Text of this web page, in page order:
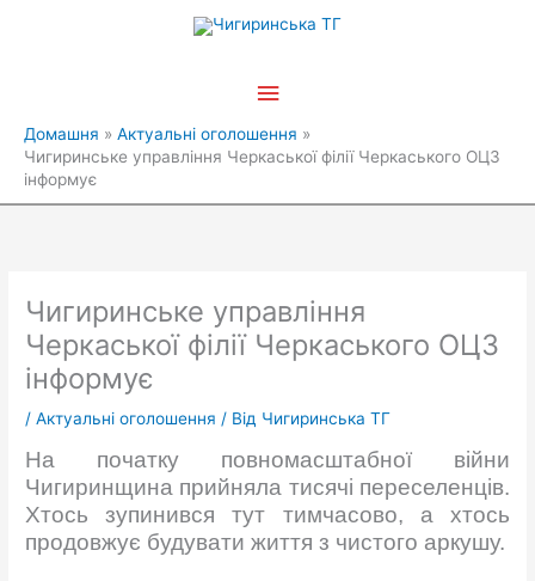
Головне
Домашня
Актуальні оголошення
Чигиринське управління Черкаської філії Черкаського ОЦЗ
інформує
Чигиринське управління
Черкаської філії Черкаського ОЦЗ
інформує
/Актуальні оголошення / Від Чигиринська ТГ
На початку повномасштабної війни
Чигиринщина прийняла тисячі переселенців.
Хтось зупинився тут тимчасово, а хтось
продовжує будувати життя з чистого аркушу.